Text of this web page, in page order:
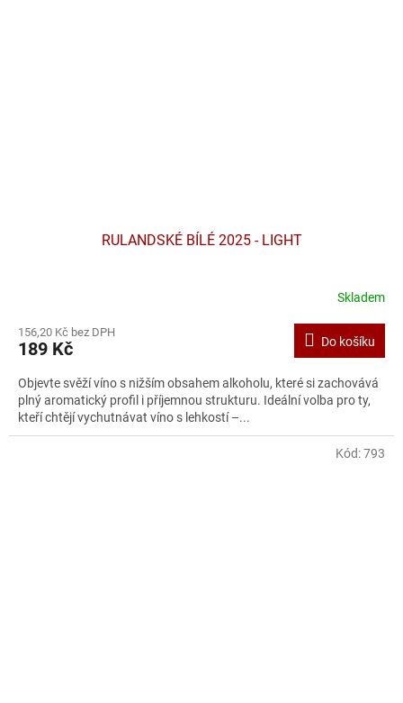
RULANDSKÉ BÍLÉ 2025 - LIGHT
Skladem
156,20 Kč bez DPH
189 Kč Do košíku
Objevte svěží víno s nižším obsahem alkoholu, které si zachovává
plný aromatický profil i příjemnou strukturu. Ideální volba pro ty,
kteří chtějí vychutnávat víno s lehkostí –...
Kód:793